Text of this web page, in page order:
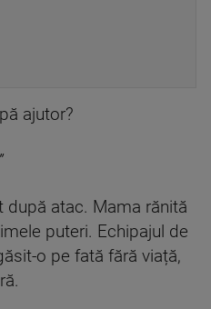
ajutor?
atac. Mama rănită
puteri. Echipajul de
o pe fată fără viață,